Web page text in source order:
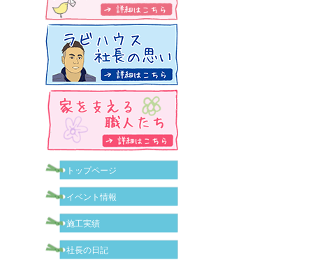
トップページ
イベント情報
施工実績
社長の日記